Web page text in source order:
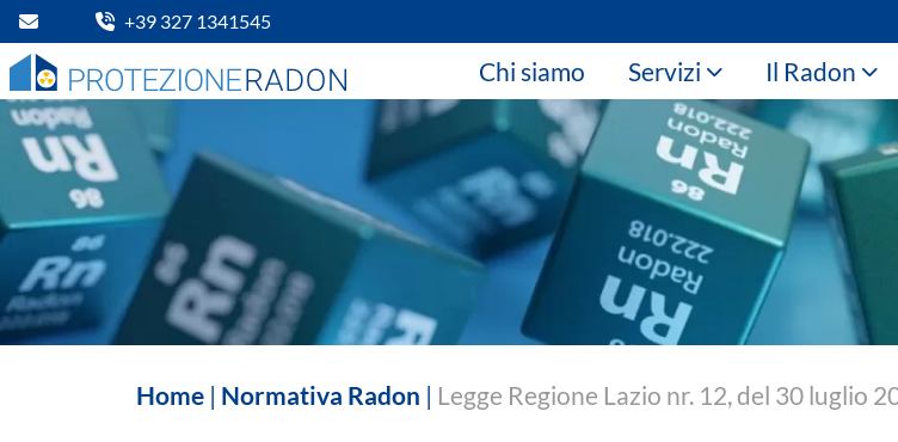
+39 327 1341545
Chi siamo Servizi Il Radon
Home | Normativa Radon | Legge Regione Lazio nr. 12, del 30 luglio